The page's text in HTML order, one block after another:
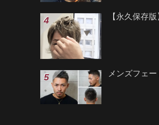
【永久保存
メンズフェ